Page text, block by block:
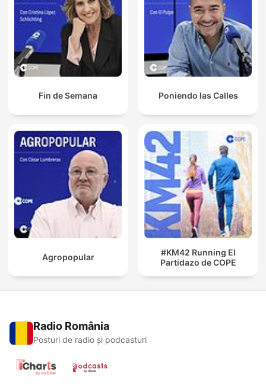
Fin de Semana Poniendo las Calles
Agropopular
#KM42 Running El
Partidazo de COPE
Radio România
Posturi de radio și podcasturi